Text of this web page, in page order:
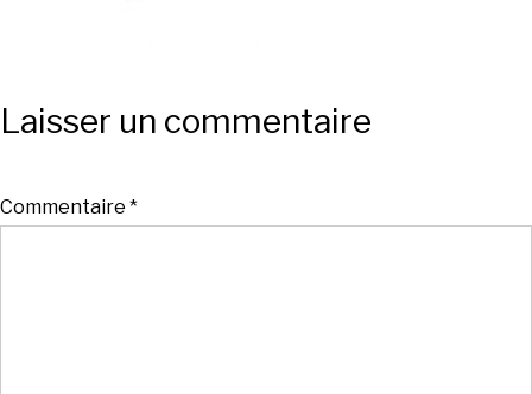
Laisser un commentaire
Commentaire *